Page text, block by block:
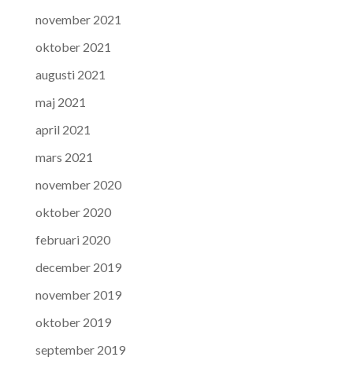
november 2021
oktober 2021
augusti 2021
maj 2021
april 2021
mars 2021
november 2020
oktober 2020
februari 2020
december 2019
november 2019
oktober 2019
september 2019